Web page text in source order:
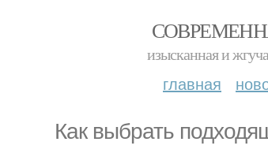
изысканная и
главная
Как выбрать